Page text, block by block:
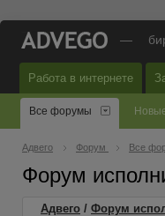
—
Работа в интернете
Все форумы
Адвего Форум Все
Форум
Адвего / Форум